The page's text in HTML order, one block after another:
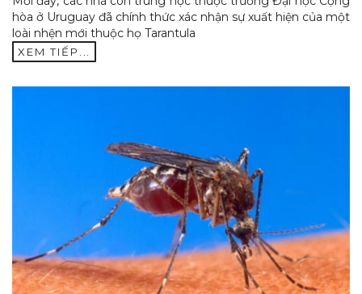
hòa ở Uruguay đã chính thức xác nhận sự xuất hiện của một
loài nhện mới thuộc họ Tarantula
XEM TIẾP...